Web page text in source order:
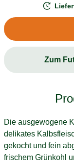
Zum
Die ausgewogene
delikates
gekocht und fein
frischem Grünkohl